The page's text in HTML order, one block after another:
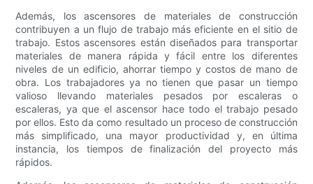
Además, los ascensores de materiales de construcción
contribuyen a un flujo de trabajo más eficiente en el sitio de
trabajo. Estos ascensores están diseñados para transportar
materiales de manera rápida y fácil entre los diferentes
niveles de un edificio, ahorrar tiempo y costos de mano de
obra. Los trabajadores ya no tienen que pasar un tiempo
valioso llevando materiales pesados ​​por escaleras o
escaleras, ya que el ascensor hace todo el trabajo pesado
por ellos. Esto da como resultado un proceso de construcción
más simplificado, una mayor productividad y, en última
instancia, los tiempos de finalización del proyecto más
rápidos.